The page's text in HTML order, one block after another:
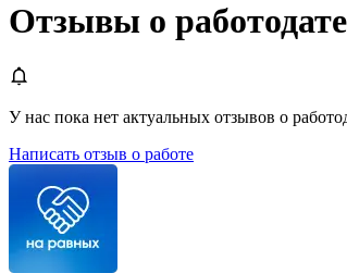
Отзывы о
У нас пока нет актуальных отзывов о
Написать отзыв о работе